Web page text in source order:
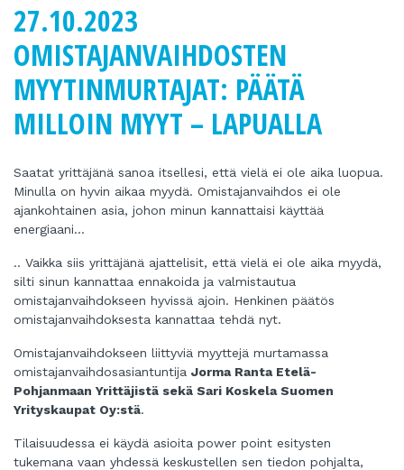
27.10.2023
OMISTAJANVAIHDOSTEN
MYYTINMURTAJAT: PÄÄTÄ
MILLOIN MYYT – LAPUALLA
Saatat yrittäjänä sanoa itsellesi, että vielä ei ole aika luopua.
Minulla on hyvin aikaa myydä. Omistajanvaihdos ei ole
ajankohtainen asia, johon minun kannattaisi käyttää
energiaani…
.. Vaikka siis yrittäjänä ajattelisit, että vielä ei ole aika myydä,
silti sinun kannattaa ennakoida ja valmistautua
omistajanvaihdokseen hyvissä ajoin. Henkinen päätös
omistajanvaihdoksesta kannattaa tehdä nyt.
Omistajanvaihdokseen liittyviä myyttejä murtamassa
omistajanvaihdosasiantuntija Jorma Ranta Etelä-
Pohjanmaan Yrittäjistä sekä Sari Koskela Suomen
Yrityskaupat Oy:stä.
Tilaisuudessa ei käydä asioita power point esitysten
tukemana vaan yhdessä keskustellen sen tiedon pohjalta,